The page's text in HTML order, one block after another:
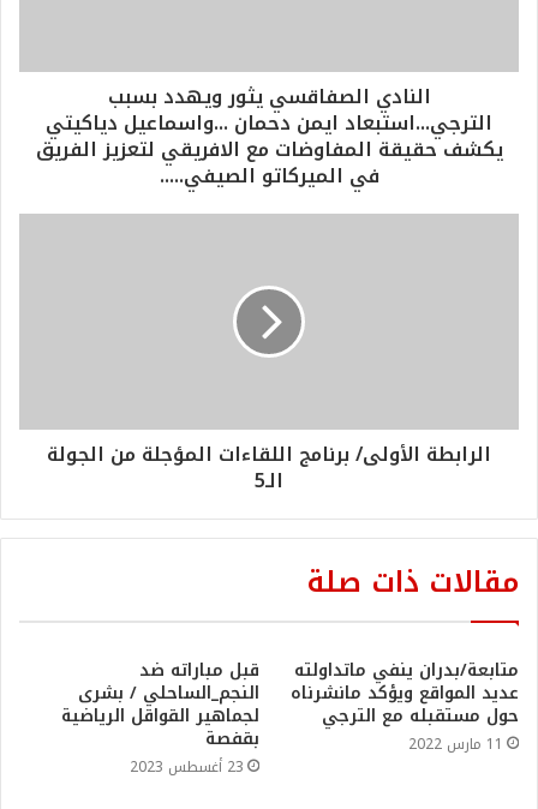
النادي الصفاقسي يثور ويهدد بسبب
الترجي...استبعاد ايمن دحمان ...واسماعيل دياكيتي
يكشف حقيقة المفاوضات مع الافريقي لتعزيز الفريق
في الميركاتو الصيفي.....
الرابطة الأولى/ برنامج اللقاءات المؤجلة من الجولة
الـ5
مقالات ذات صلة
متابعة/بدران ينفي ماتداولته
عديد المواقع ويؤكد مانشرناه
حول مستقبله مع الترجي
11 مارس 2022
قبل مباراته ضد
النجم_الساحلي / بشرى
لجماهير القواقل الرياضية
بقفصة
23 أغسطس 2023